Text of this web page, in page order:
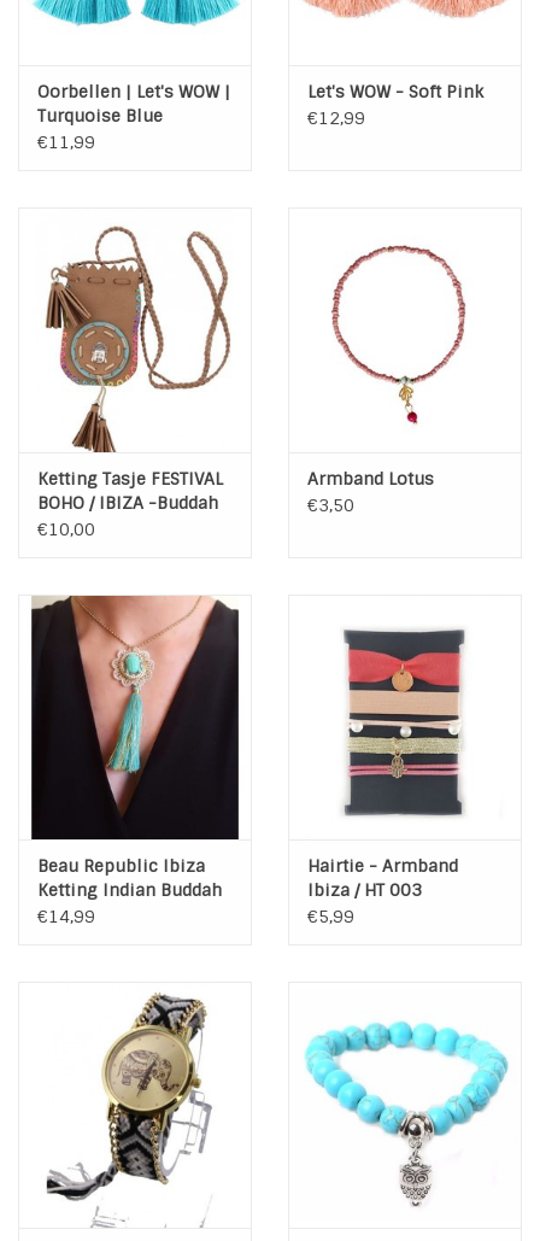
Oorbellen | Let's WOW |
Turquoise Blue
€11,99
Let's WOW - Soft Pink
€12,99
Ketting Tasje FESTIVAL
BOHO / IBIZA -Buddah
€10,00
Armband Lotus
€3,50
Beau Republic Ibiza
Ketting Indian Buddah
€14,99
Hairtie - Armband
Ibiza / HT 003
€5,99